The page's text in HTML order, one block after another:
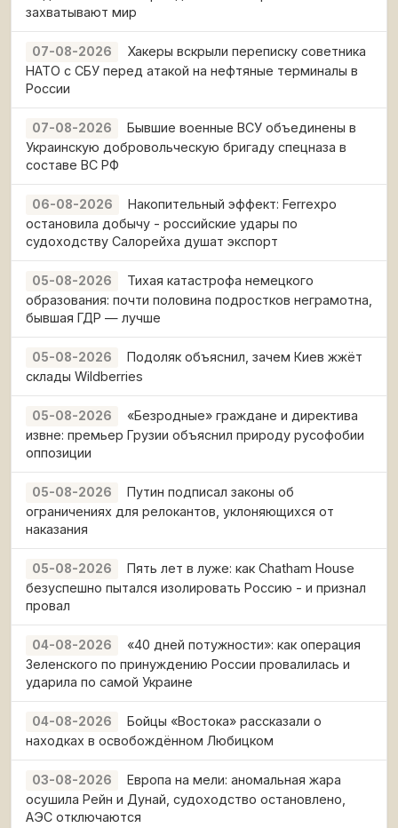
захватывают мир
07-08-2026
Хакеры вскрыли переписку советника
НАТО с СБУ перед атакой на нефтяные терминалы в
России
07-08-2026
Бывшие военные ВСУ объединены в
Украинскую добровольческую бригаду спецназа в
составе ВС РФ
06-08-2026
Накопительный эффект: Ferrexpo
остановила добычу - российские удары по
судоходству Салорейха душат экспорт
05-08-2026
Тихая катастрофа немецкого
образования: почти половина подростков неграмотна,
бывшая ГДР — лучше
05-08-2026
Подоляк объяснил, зачем Киев жжёт
склады Wildberries
05-08-2026
«Безродные» граждане и директива
извне: премьер Грузии объяснил природу русофобии
оппозиции
05-08-2026
Путин подписал законы об
ограничениях для релокантов, уклоняющихся от
наказания
05-08-2026
Пять лет в луже: как Chatham House
безуспешно пытался изолировать Россию - и признал
провал
04-08-2026
«40 дней потужности»: как операция
Зеленского по принуждению России провалилась и
ударила по самой Украине
04-08-2026
Бойцы «Востока» рассказали о
находках в освобождённом Любицком
03-08-2026
Европа на мели: аномальная жара
осушила Рейн и Дунай, судоходство остановлено,
АЭС отключаются